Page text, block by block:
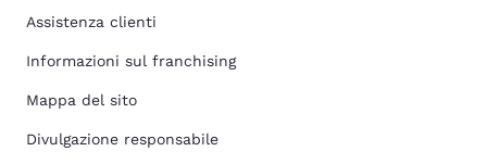
Assistenza clienti
Informazioni sul franchising
Mappa del sito
Divulgazione responsabile